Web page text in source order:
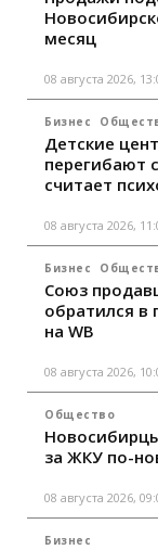
месяц
08 августа 2026,
Бизнес
Детские
перегибают
считает
08 августа 2026,
Бизнес
Союз
обратился в
на WB
08 августа 2026,
Общество
за ЖКУ по-
08 августа 2026,
Бизнес